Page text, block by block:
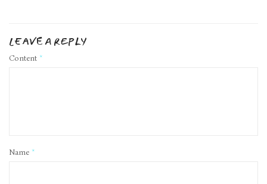
LEAVE A REPLY
Content *
Name *